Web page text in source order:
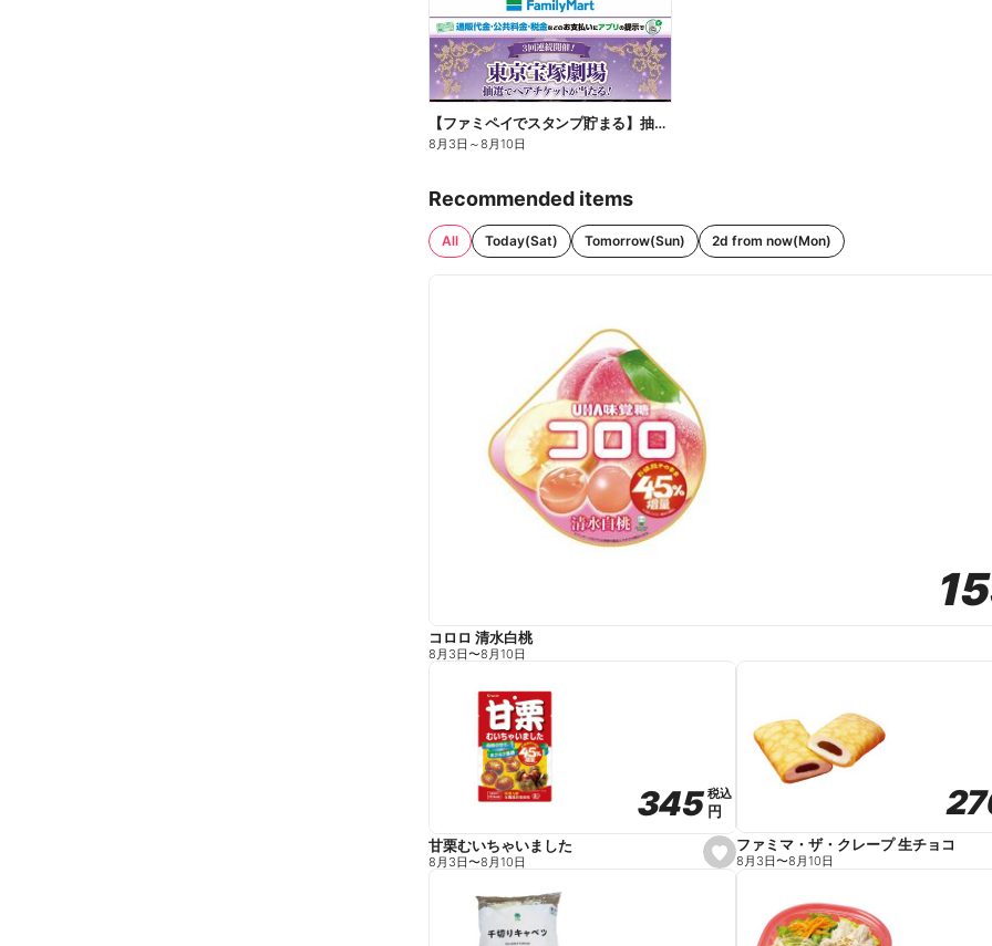
【ファミペイでスタンプ貯まる】抽選でペアチケットが当たる!
8月3日 ～8月10日
Recommended items
All Today(Sat) Tomorrow(Sun) 2d from now(Mon)
コロロ 清水白桃
8月3日〜8月10日
s
e
345
345税込
税込
円
円
甘栗むいちゃいました
8月3日〜8月10日
ファミマ・ザ・クレープ 生チョコ
8月3日〜8月10日